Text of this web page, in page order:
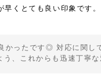
くとても良い印象です
かったです◎ 対応に関し
、これからも迅速丁寧な